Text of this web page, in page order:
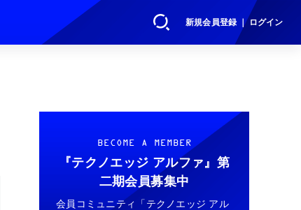
新規会員登録 ｜ ログイン
BECOME A MEMBER
『テクノエッジ アルファ』 第
二期会員募集中
会員コミュニティ「テクノエッジ アル